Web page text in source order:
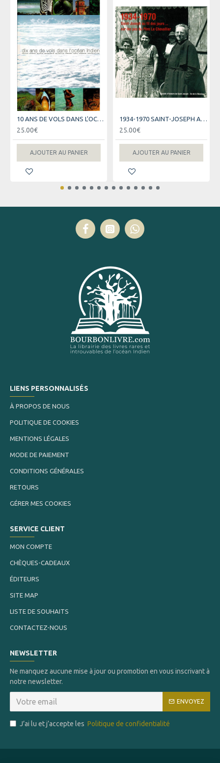
10 ANS DE VOLS DANS L'OCEAN INDIEN - AIR AUSTRAL
25.00€
AJOUTER AU PANIER
1934-1970 SAINT-JOSEPH AU FIL DES JOURS
25.00€
AJOUTER AU PANIER
LIENS PERSONNALISÉS
À PROPOS DE NOUS
POLITIQUE DE COOKIES
MENTIONS LÉGALES
MODE DE PAIEMENT
CONDITIONS GÉNÉRALES
RETOURS
GÉRER MES COOKIES
SERVICE CLIENT
MON COMPTE
CHÈQUES-CADEAUX
ÉDITEURS
SITE MAP
LISTE DE SOUHAITS
CONTACTEZ-NOUS
NEWSLETTER
Ne manquez aucune mise à jour ou promotion en vous inscrivant à
notre newsletter.
ENVOYEZ
J’ai lu et j’accepte les Politique de confidentialité